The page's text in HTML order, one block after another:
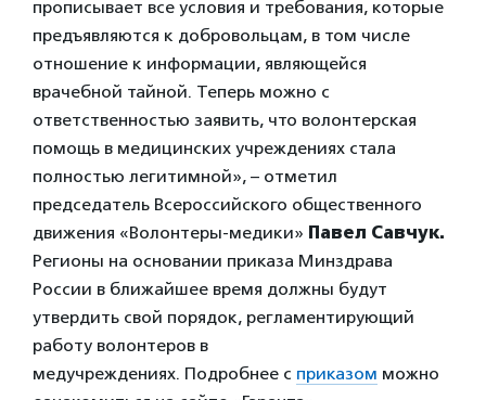
прописывает все условия и требования, которые
предъявляются к добровольцам, в том числе
отношение к информации, являющейся
врачебной тайной. Теперь можно с
ответственностью заявить, что волонтерская
помощь в медицинских учреждениях стала
полностью легитимной», – отметил
председатель Всероссийского общественного
движения «Волонтеры-медики» Павел Савчук.
Регионы на основании приказа Минздрава
России в ближайшее время должны будут
утвердить свой порядок, регламентирующий
работу волонтеров в
медучреждениях. Подробнее с приказом можно